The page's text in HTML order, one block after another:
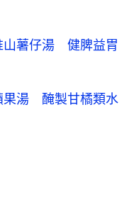
山薯仔湯 健脾益胃
果湯 醃製甘橘類水